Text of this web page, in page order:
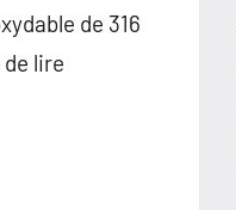
de 316
lire